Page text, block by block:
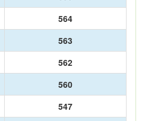
564
563
562
560
547